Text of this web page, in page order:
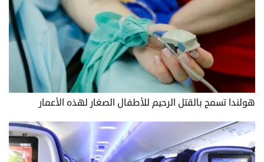
هولندا تسمح بالقتل الرحيم للأطفال الصغار لهذه الأعمار